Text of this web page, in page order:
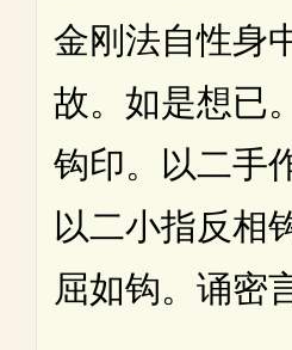
金刚法自性身
故。如是想已
钩印。以二手
以二小指反相
屈如钩。诵密